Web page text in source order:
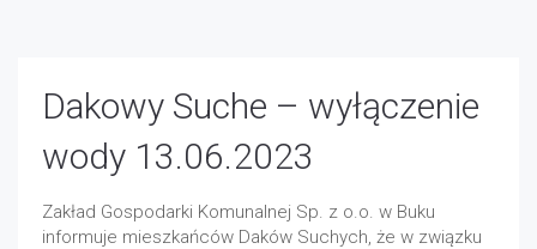
Dakowy Suche – wyłączenie
wody 13.06.2023
Zakład Gospodarki Komunalnej Sp. z o.o. w Buku
informuje mieszkańców Daków Suchych, że w związku